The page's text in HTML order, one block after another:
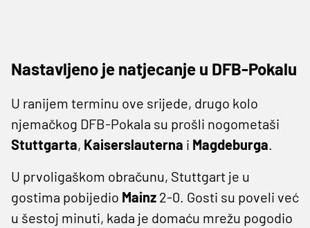
Nastavljeno je natjecanje u DFB-Pokalu
U ranijem terminu ove srijede, drugo kolo
njemačkog DFB-Pokala su prošli nogometaši
Stuttgarta, Kaiserslauterna i Magdeburga.
U prvoligaškom obračunu, Stuttgart je u
gostima pobijedio Mainz 2-0. Gosti su poveli već
u šestoj minuti, kada je domaću mrežu pogodio